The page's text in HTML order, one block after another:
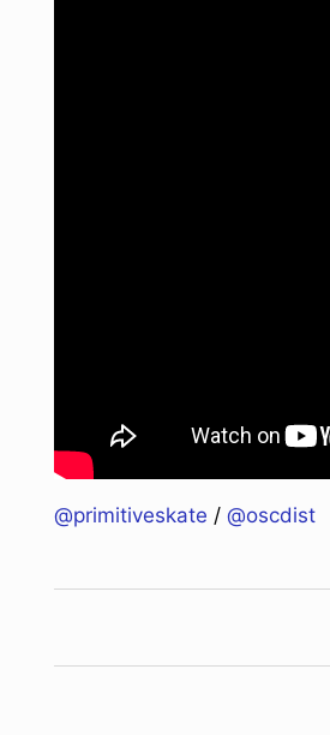
VOICE OF FREEDOM
@primitiveskate / @oscdist